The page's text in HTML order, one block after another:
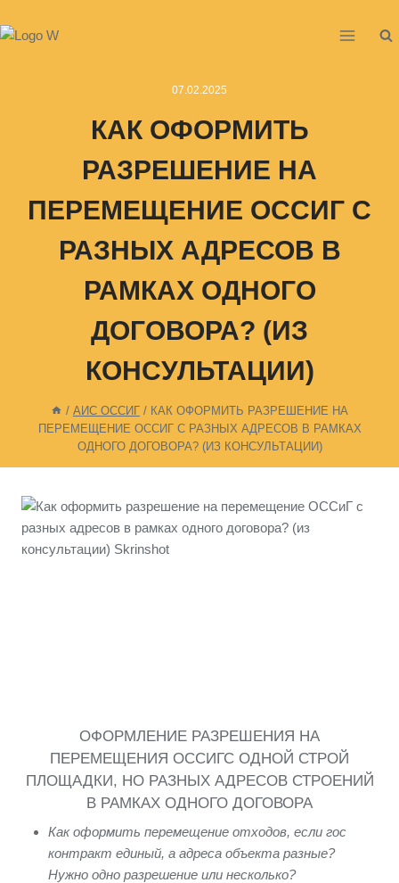
07.02.2025
КАК ОФОРМИТЬ
РАЗРЕШЕНИЕ НА
ПЕРЕМЕЩЕНИЕ ОССИГ С
РАЗНЫХ АДРЕСОВ В
РАМКАХ ОДНОГО
ДОГОВОРА? (ИЗ
КОНСУЛЬТАЦИИ)
/ АИС ОССИГ / КАК ОФОРМИТЬ РАЗРЕШЕНИЕ НА
ПЕРЕМЕЩЕНИЕ ОССИГ С РАЗНЫХ АДРЕСОВ В РАМКАХ
ОДНОГО ДОГОВОРА? (ИЗ КОНСУЛЬТАЦИИ)
ОФОРМЛЕНИЕ РАЗРЕШЕНИЯ НА
ПЕРЕМЕЩЕНИЯ ОССИГС ОДНОЙ СТРОЙ
ПЛОЩАДКИ, НО РАЗНЫХ АДРЕСОВ СТРОЕНИЙ
В РАМКАХ ОДНОГО ДОГОВОРА
Как оформить перемещение отходов, если гос
контракт единый, а адреса объекта разные?
Нужно одно разрешение или несколько?